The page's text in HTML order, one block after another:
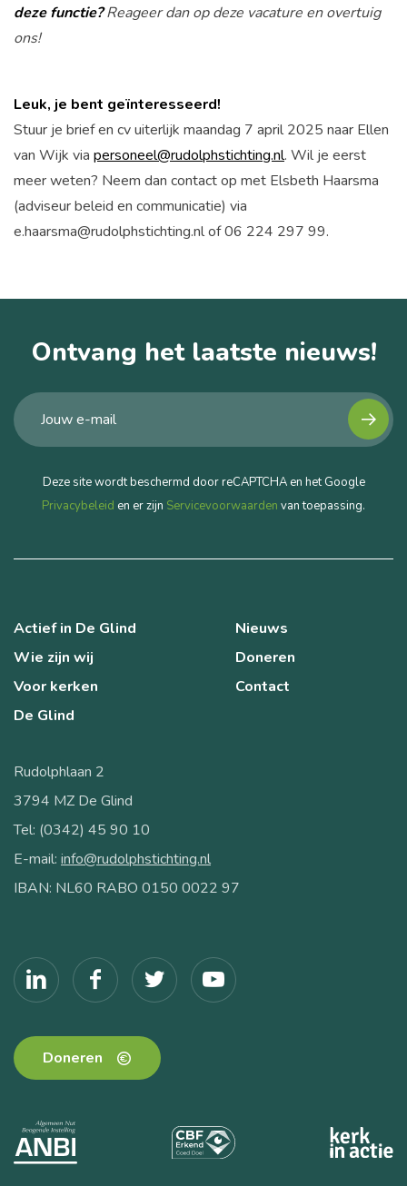
deze functie?Reageer dan op deze vacature en overtuig
ons!
Leuk, je bent geïnteresseerd!
Stuur je brief en cv uiterlijk maandag 7 april 2025 naar Ellen
van Wijk via personeel@rudolphstichting.nl. Wil je eerst
meer weten? Neem dan contact op met Elsbeth Haarsma
(adviseur beleid en communicatie) via
e.haarsma@rudolphstichting.nl of 06 224 297 99.
Ontvang het laatste nieuws!
Deze site wordt beschermd door reCAPTCHA en het Google
Privacybeleid en er zijn Servicevoorwaarden van toepassing.
Actief in De Glind
Wie zijn wij
Voor kerken
De Glind
Nieuws
Doneren
Contact
Rudolphlaan 2
3794 MZ De Glind
Tel: (0342) 45 90 10
E-mail: info@rudolphstichting.nl
IBAN: NL60 RABO 0150 0022 97
Doneren